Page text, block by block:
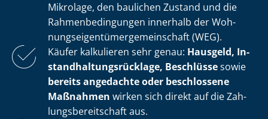
Mikrolage, den baulichen Zustand und die
Rah­men­be­din­gun­gen innerhalb der Woh­
nungs­ei­gen­tü­mer­ge­mein­schaft (WEG).
Käufer kalkulieren sehr genau: Hausgeld, In­
stand­hal­tungs­rück­la­ge, Beschlüssesowie
bereits angedachte oder beschlossene
Maßnahmen wirken sich direkt auf die Zah­
lungs­be­reit­schaft aus.